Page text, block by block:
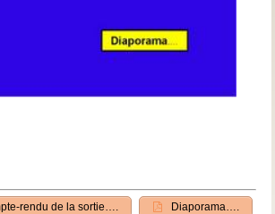
rendu de la sortie…. Diaporama….